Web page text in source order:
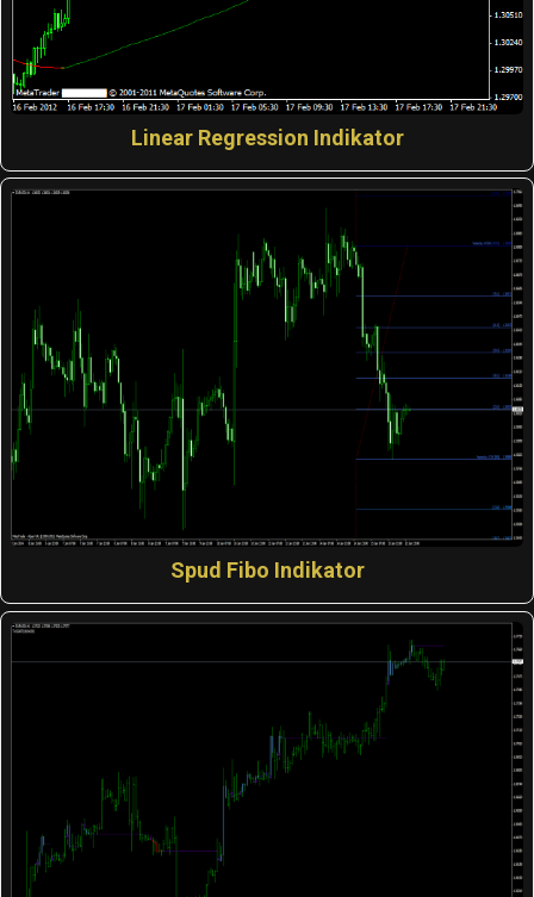
Linear Regression Indikator
Spud Fibo Indikator